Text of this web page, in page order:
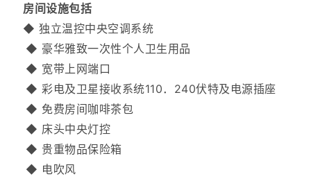
房间设施包括
◆ 独立温控中央空调系统
◆ 豪华雅致一次性个人卫生用品
◆ 宽带上网端口
◆ 彩电及卫星接收系统110．240伏特及电源插座
◆ 免费房间咖啡茶包
◆ 床头中央灯控
◆ 贵重物品保险箱
◆ 电吹风